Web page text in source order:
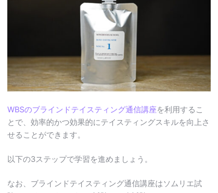
WBSのブラインドテイスティング通信講座を利用するこ
とで、効率的かつ効果的にテイスティングスキルを向上さ
せることができます。
以下の3ステップで学習を進めましょう。
なお、ブラインドテイスティング通信講座はソムリエ試